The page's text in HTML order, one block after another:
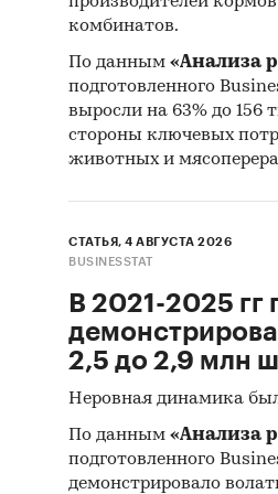
комбинатов.
По данным «Анализа
подготовленного
выросли на 63% до 156
стороны ключевых
животных и
СТАТЬЯ, 4 АВГУСТА 2026
BUSINESSTAT
В 2021-2025 гг
2,5 до 2,9 млн
Неровная динамика
По данным «Анализа
подготовленного
демонстрировало